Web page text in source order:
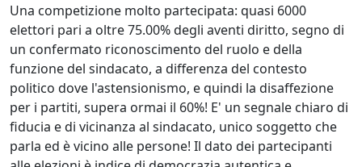
Una competizione molto partecipata: quasi 6000
elettori pari a oltre 75.00% degli aventi diritto, segno di
un confermato riconoscimento del ruolo e della
funzione del sindacato, a differenza del contesto
politico dove l'astensionismo, e quindi la disaffezione
per i partiti, supera ormai il 60%! E' un segnale chiaro di
fiducia e di vicinanza al sindacato, unico soggetto che
parla ed è vicino alle persone! Il dato dei partecipanti